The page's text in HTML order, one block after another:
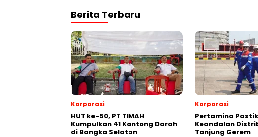
Berita Terbaru
Korporasi
HUT ke-50, PT TIMAH
Kumpulkan 41 Kantong Darah
di Bangka Selatan
Korporasi
Pertamina
Keandalan
Tanjung Gerem